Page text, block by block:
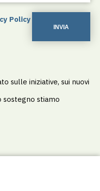
Policy
INVIA
sulle iniziative, sui nuovi
sostegno stiamo